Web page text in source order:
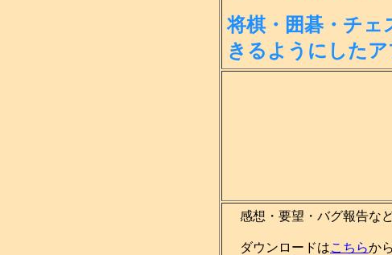
将棋・囲碁・チ
きる ようにしたア
感想・要望・バグ報告な
ダウンロードはこちらか